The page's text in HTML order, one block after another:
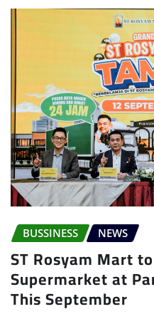
BUSSINESS NEWS
ST Rosyam Mart
Supermarket at
This September